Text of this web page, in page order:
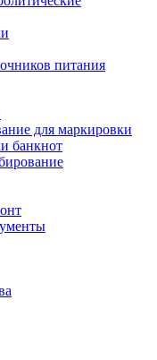
питания
для маркировки
банкнот